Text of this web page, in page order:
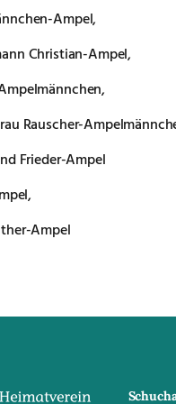
Ampel,
Christian-Ampel,
Rauscher-
Frieder-Ampel
Ampel